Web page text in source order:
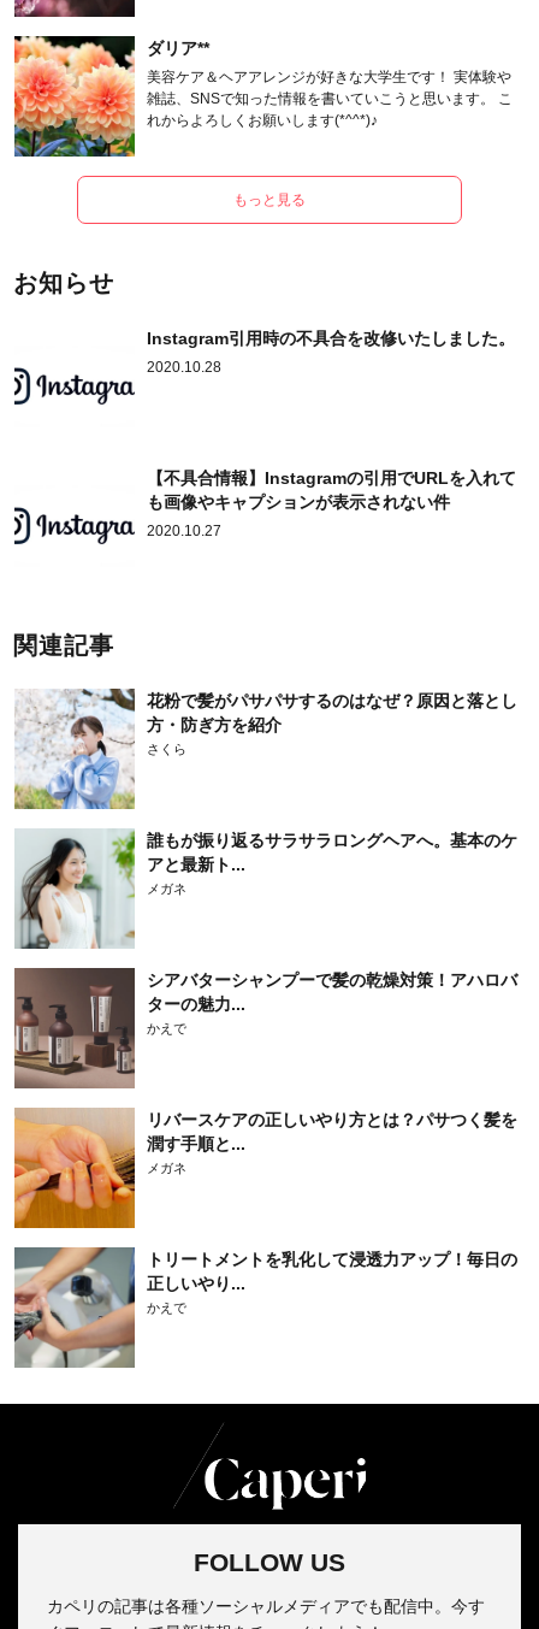
ダリア**
美容ケア＆ヘアアレンジが好きな大学生です！ 実体験や
雑誌、SNSで知った情報を書いていこうと思います。 こ
れからよろしくお願いします(*^^*)♪
もっと見る
お知らせ
Instagram引用時の不具合を改修いたしました。
2020.10.28
【不具合情報】Instagramの引用でURLを入れて
も画像やキャプションが表示されない件
2020.10.27
関連記事
花粉で髪がパサパサするのはなぜ？原因と落とし
方・防ぎ方を紹介
さくら
誰もが振り返るサラサラロングヘアへ。基本のケ
アと最新ト...
メガネ
シアバターシャンプーで髪の乾燥対策！アハロバ
ターの魅力...
かえで
リバースケアの正しいやり方とは？パサつく髪を
潤す手順と...
メガネ
トリートメントを乳化して浸透力アップ！毎日の
正しいやり...
かえで
FOLLOW US
カペリの記事は各種ソーシャルメディアでも配信中。今す